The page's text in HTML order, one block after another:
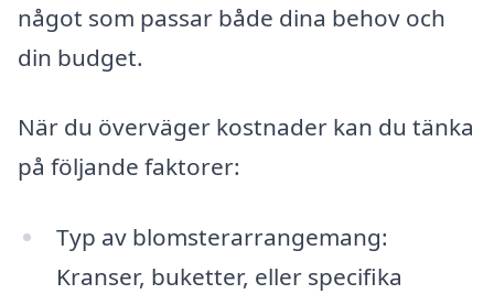
något som passar både dina behov och
din budget.
När du överväger kostnader kan du tänka
på följande faktorer:
Typ av blomsterarrangemang:
Kranser, buketter, eller specifika